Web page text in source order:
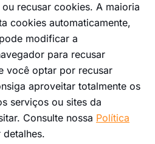
recusar cookies. A maioria
cookies automaticamente,
modificar a
para recusar
você optar por recusar
aproveitar totalmente os
serviços ou sites da
Consulte nossa Política